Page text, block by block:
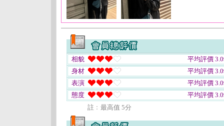
相貌
平均評價
身材
平均評價
表演
平均評價
態度
平均評價
註﹕最高值 5分